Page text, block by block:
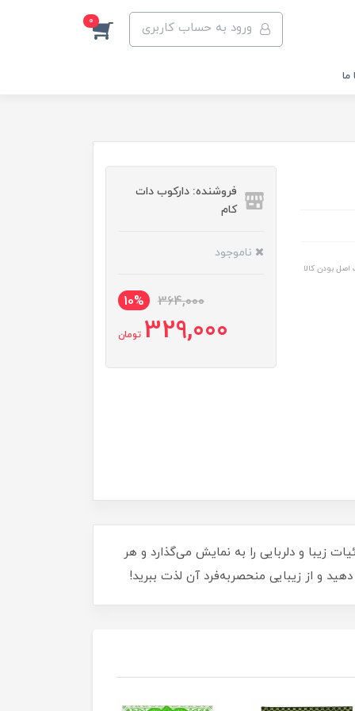
ورود به حساب کاربری 0
ما
بودن کالا
فروشنده: دارکوب دات
کام
ناموجود
364,000
10%
329,000 تومان
، جزئیات زیبا و دلربایی را به نمایش می‌گذارد و هر
و از زیبایی منحصربه‌فرد آن لذت ببرید!